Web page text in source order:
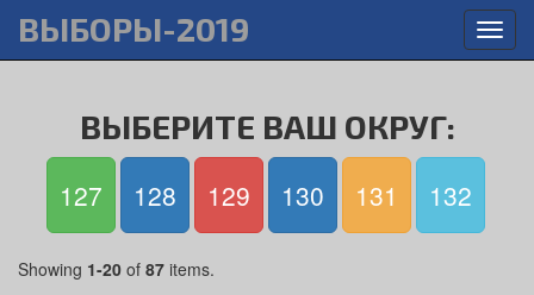
ВЫБОРЫ-2019
ВЫБЕРИТЕ ВАШ ОКРУГ:
127 128 129 130 131 132
Showing 1-20 of 87 items.